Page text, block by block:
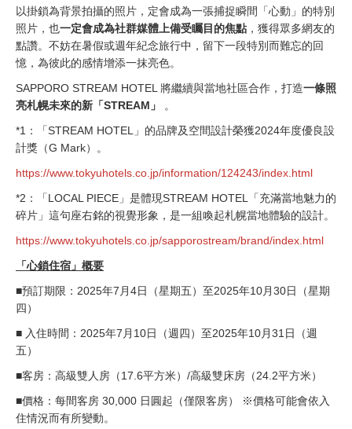
以掛鎖為背景拍攝的照片，定會成為一張捕捉瞬間「心動」的特別
照片，也一定會成為社群媒體上備受矚目的焦點 ，獲得眾多網友的
點讚。不妨在暑假或週年紀念旅行中，留下一段特別而難忘的回
憶，為彼此的感情增添一抹亮色。
SAPPORO STREAM HOTEL 將繼續與當地社區合作，打造一條照
亮札幌未來的新「STREAM」
。
*1：「STREAM HOTEL」的品牌及空間設計榮獲2024年度優良設
計獎（G Mark）。
https://www.tokyuhotels.co.jp/information/124243/index.html
*2：「LOCAL PIECE」是體現STREAM HOTEL「充滿當地魅力的
碎片」這句座右銘的視覺形象，是一組喚起札幌當地體驗的設計。
https://www.tokyuhotels.co.jp/sapporostream/brand/index.html
「心鎖住宿」概要
■預訂期限：2025年7月4日（星期五）至2025年10月30日（星期
四）
■ 入住時間：2025年7月10日（週四）至2025年10月31日（週
五）
■客房：高級雙人房（17.6平方米）/高級雙床房（24.2平方米）
■價格：每間客房 30,000 日圓起（僅限客房） ※價格可能會依入
住情況而有所變動。